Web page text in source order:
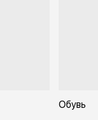
Обувь